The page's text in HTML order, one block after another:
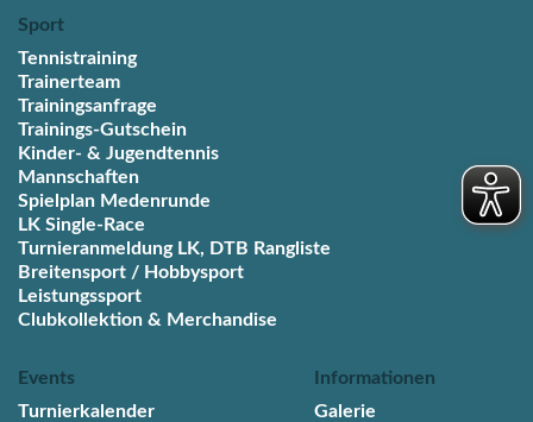
Sport
Tennistraining
Trainerteam
Trainingsanfrage
Trainings-Gutschein
Kinder- & Jugendtennis
Mannschaften
Spielplan Medenrunde
LK Single-Race
Turnieranmeldung LK, DTB Rangliste
Breitensport / Hobbysport
Leistungssport
Clubkollektion & Merchandise
Events
Turnierkalender
Informationen
Galerie